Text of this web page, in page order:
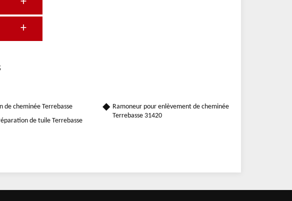
de cheminée Terrebasse
de tuile Terrebasse
Ramoneur pour enlèvement de cheminée
Terrebasse 31420